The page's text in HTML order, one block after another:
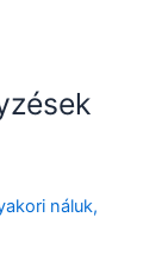
náluk,